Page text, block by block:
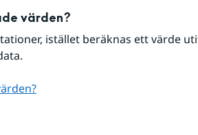
värden?
istället beräknas ett värde